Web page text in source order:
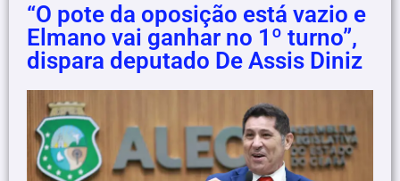
“O pote da oposição está vazio e
Elmano vai ganhar no 1º turno”,
dispara deputado De Assis Diniz